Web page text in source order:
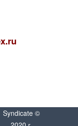
Syndicate ©